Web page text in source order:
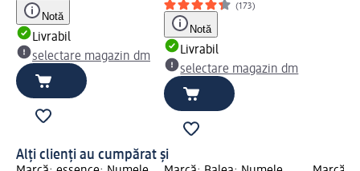
Notă
Livrabil
selectare magazin dm
(173)
Notă
Livrabil
selectare magazin dm
Alți clienți au cumpărat și